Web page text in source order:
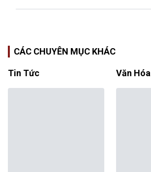
CÁC CHUYÊN MỤC KHÁC
Tin Tức Văn Hóa